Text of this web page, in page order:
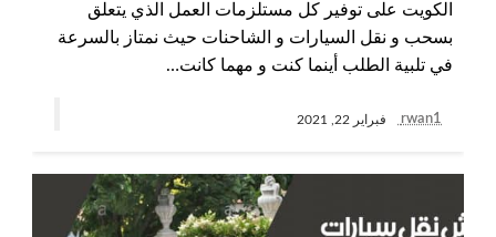
الكويت على توفير كل مستلزمات العمل الذي يتعلق
بسحب و نقل السيارات و الشاحنات حيث نمتاز بالسرعة
في تلبية الطلب أينما كنت و مهما كانت…
rwan1 فبراير 22, 2021